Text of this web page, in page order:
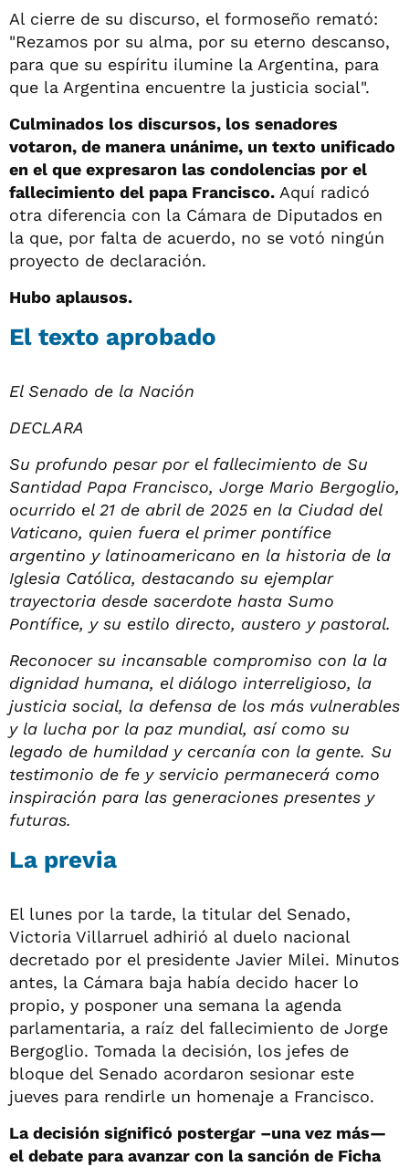
Al cierre de su discurso, el formoseño remató:
"Rezamos por su alma, por su eterno descanso,
para que su espíritu ilumine la Argentina, para
que la Argentina encuentre la justicia social".
Culminados los discursos, los senadores
votaron, de manera unánime, un texto unificado
en el que expresaron las condolencias por el
fallecimiento del papa Francisco. Aquí radicó
otra diferencia con la Cámara de Diputados en
la que, por falta de acuerdo, no se votó ningún
proyecto de declaración.
Hubo aplausos.
El texto aprobado
El Senado de la Nación
DECLARA
Su profundo pesar por el fallecimiento de Su
Santidad Papa Francisco, Jorge Mario Bergoglio,
ocurrido el 21 de abril de 2025 en la Ciudad del
Vaticano, quien fuera el primer pontífice
argentino y latinoamericano en la historia de la
Iglesia Católica, destacando su ejemplar
trayectoria desde sacerdote hasta Sumo
Pontífice, y su estilo directo, austero y pastoral.
Reconocer su incansable compromiso con la la
dignidad humana, el diálogo interreligioso, la
justicia social, la defensa de los más vulnerables
y la lucha por la paz mundial, así como su
legado de humildad y cercanía con la gente. Su
testimonio de fe y servicio permanecerá como
inspiración para las generaciones presentes y
futuras.
La previa
El lunes por la tarde, la titular del Senado,
Victoria Villarruel adhirió al duelo nacional
decretado por el presidente Javier Milei. Minutos
antes, la Cámara baja había decido hacer lo
propio, y posponer una semana la agenda
parlamentaria, a raíz del fallecimiento de Jorge
Bergoglio. Tomada la decisión, los jefes de
bloque del Senado acordaron sesionar este
jueves para rendirle un homenaje a Francisco.
La decisión significó postergar –una vez más—
el debate para avanzar con la sanción de Ficha